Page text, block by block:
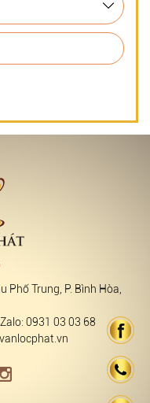
Phố Trung, P. Bình Hòa,
0931 03 03 68